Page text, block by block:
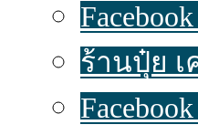
ร้านปุ๋ย